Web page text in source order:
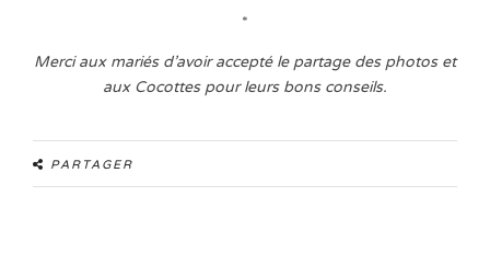
*
Merci aux mariés d’avoir accepté le partage des photos et
aux Cocottes pour leurs bons conseils.
PARTAGER